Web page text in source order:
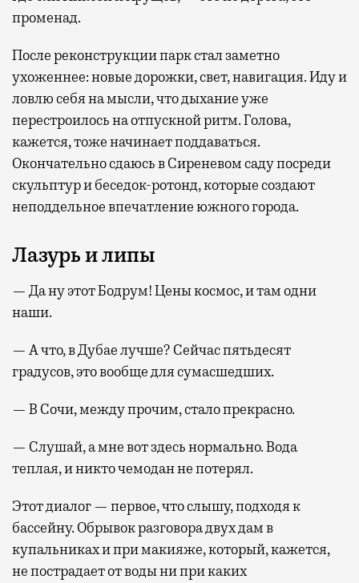
променад.
После реконструкции парк стал заметно
ухоженнее: новые дорожки, свет, навигация. Иду и
ловлю себя на мысли, что дыхание уже
перестроилось на отпускной ритм. Голова,
кажется, тоже начинает поддаваться.
Окончательно сдаюсь в Сиреневом саду посреди
скульптур и беседок-ротонд, которые создают
неподдельное впечатление южного города.
Лазурь и липы
— Да ну этот Бодрум! Цены космос, и там одни
наши.
— А что, в Дубае лучше? Сейчас пятьдесят
градусов, это вообще для сумасшедших.
— В Сочи, между прочим, стало прекрасно.
— Слушай, а мне вот здесь нормально. Вода
теплая, и никто чемодан не потерял.
Этот диалог — первое, что слышу, подходя к
бассейну. Обрывок разговора двух дам в
купальниках и при макияже, который, кажется,
не пострадает от воды ни при каких